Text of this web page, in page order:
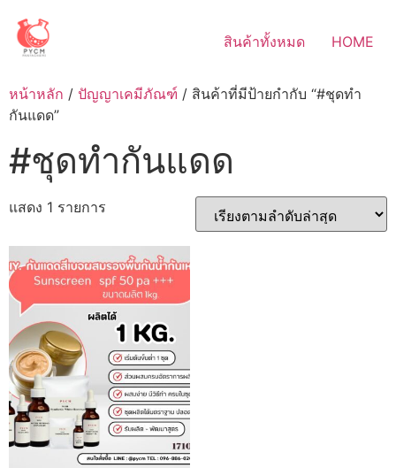
content
สินค้าทั้งหมด HOME
หน้าหลัก / ปัญญาเคมีภัณฑ์ / สินค้าที่มีป้ายกำกับ “#ชุดทำ
กันแดด”
#ชุดทำกันแดด
แสดง 1 รายการ